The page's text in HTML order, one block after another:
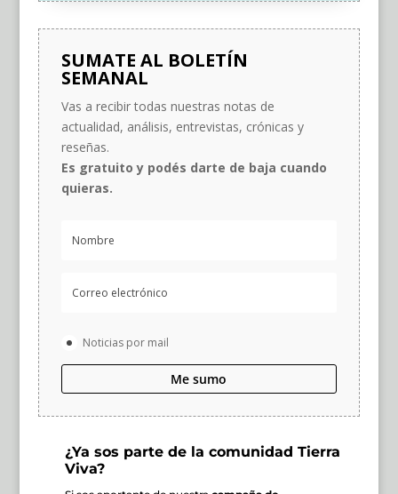
SUMATE AL BOLETÍN
SEMANAL
Vas a recibir todas nuestras notas de
actualidad, análisis, entrevistas, crónicas y
reseñas.
Es gratuito y podés darte de baja cuando
quieras.
Noticias por mail
Me sumo
¿Ya sos parte de la comunidad Tierra
Viva?